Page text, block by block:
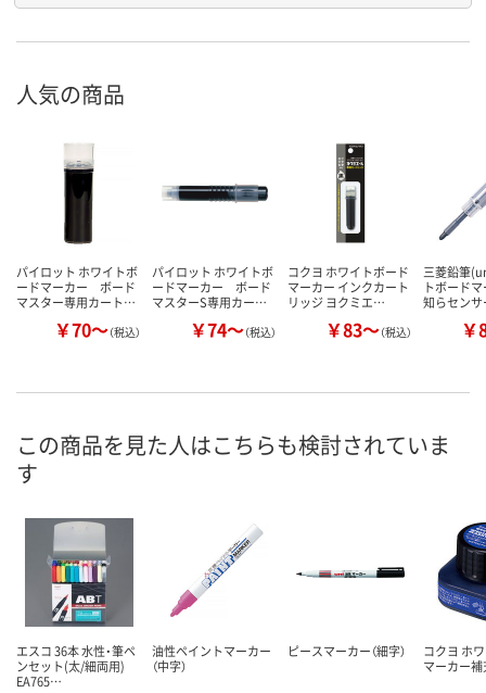
人気の商品
パイロット ホワイトボ
ードマーカー ボード
マスター専用カート…
￥70～（税込）
パイロット ホワイトボ
ードマーカー ボード
マスターS専用カー…
￥74～（税込）
コクヨ ホワイトボード
マーカー インクカート
リッジ ヨクミエ…
￥83～（税込）
三菱鉛筆
トボード
知らセン
￥
この商品を見た人はこちらも検討されていま
す
エスコ 36本 水性・筆ペ
ンセット(太/細両用)
EA765…
油性ペイントマーカー
（中字）
ピースマーカー（細字）
コクヨ ホ
マーカー